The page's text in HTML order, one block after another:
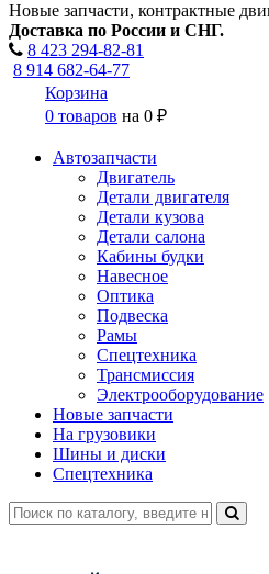
Новые запчасти, контрактные
Доставка по России и СНГ.
8 423 294-82-81
8 914 682-64-77
Корзина
0 товаров на 0 ₽
Автозапчасти
Двигатель
Детали двигателя
Детали кузова
Детали салона
Кабины будки
Навесное
Оптика
Подвеска
Рамы
Спецтехника
Трансмиссия
Электрооборудование
Новые запчасти
На грузовики
Шины и диски
Спецтехника